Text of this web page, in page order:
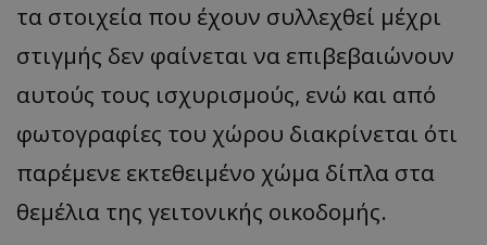
τα στοιχεία που έχουν συλλεχθεί μέχρι
στιγμής δεν φαίνεται να επιβεβαιώνουν
αυτούς τους ισχυρισμούς, ενώ και από
φωτογραφίες του χώρου διακρίνεται ότι
παρέμενε εκτεθειμένο χώμα δίπλα στα
θεμέλια της γειτονικής οικοδομής.